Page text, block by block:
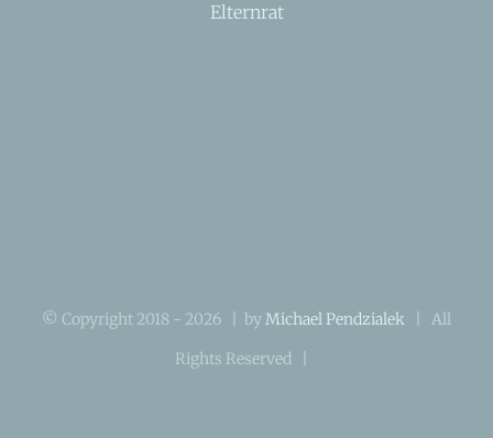
Elternrat
© Copyright 2018 - 2026 | byMichael Pendzialek | All
Rights Reserved |